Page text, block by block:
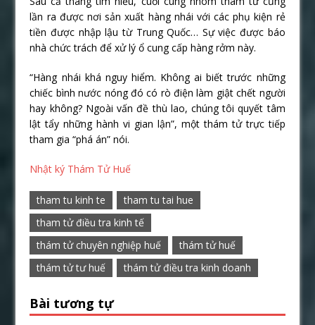
lần ra được nơi sản xuất hàng nhái với các phụ kiện rẻ
tiền được nhập lậu từ Trung Quốc… Sự việc được báo
nhà chức trách để xử lý ổ cung cấp hàng rởm này.
“Hàng nhái khá nguy hiểm. Không ai biết trước những
chiếc bình nước nóng đó có rò điện làm giật chết người
hay không? Ngoài vấn đề thù lao, chúng tôi quyết tâm
lật tẩy những hành vi gian lận”, một thám tử trực tiếp
tham gia “phá án” nói.
Nhật ký Thám Tử Huế
tham tu kinh te
tham tu tai hue
tham tử điều tra kinh tế
thám tử chuyên nghiệp huế
thám tử huế
thám tử tư huế
thám tử điều tra kinh doanh
Bài tương tự